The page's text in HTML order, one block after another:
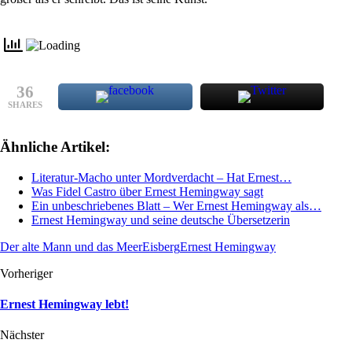
36
SHARES
Ähnliche Artikel:
Literatur-Macho unter Mordverdacht – Hat Ernest…
Was Fidel Castro über Ernest Hemingway sagt
Ein unbeschriebenes Blatt – Wer Ernest Hemingway als…
Ernest Hemingway und seine deutsche Übersetzerin
Der alte Mann und das MeerEisbergErnest Hemingway
Vorheriger
Ernest Hemingway lebt!
Nächster